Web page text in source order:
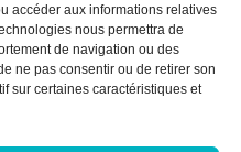
accéder aux informations relatives
nous permettra de
de navigation ou des
ne pas consentir ou de retirer son
sur certaines caractéristiques et